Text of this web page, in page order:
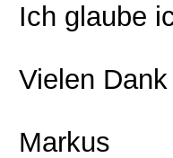
Ich glaube
Vielen Dank
Markus